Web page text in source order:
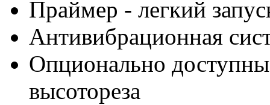
Праймер - легкий
Антивибрационная
Опционально
высотореза